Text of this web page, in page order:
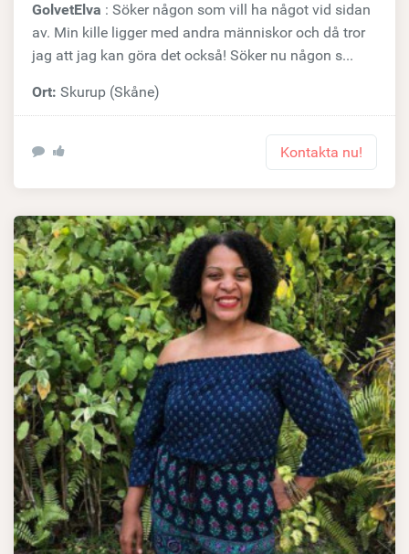
GolvetElva : Söker någon som vill ha något vid sidan
av. Min kille ligger med andra människor och då tror
jag att jag kan göra det också! Söker nu någon s...
Ort: Skurup (Skåne)
Kontakta nu!